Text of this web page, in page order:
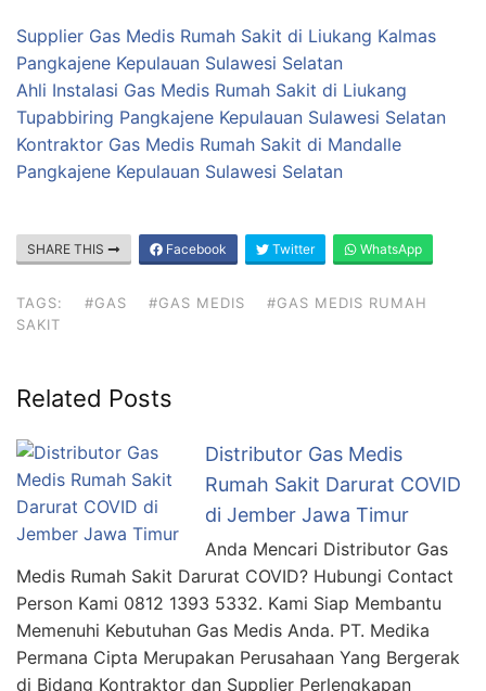
Supplier Gas Medis Rumah Sakit di Liukang Kalmas
Pangkajene Kepulauan Sulawesi Selatan
Ahli Instalasi Gas Medis Rumah Sakit di Liukang
Tupabbiring Pangkajene Kepulauan Sulawesi Selatan
Kontraktor Gas Medis Rumah Sakit di Mandalle
Pangkajene Kepulauan Sulawesi Selatan
SHARE THIS Facebook Twitter WhatsApp
TAGS: #GAS #GAS MEDIS
#GAS MEDIS RUMAH
SAKIT
Related Posts
Distributor Gas Medis
Rumah Sakit Darurat COVID
di Jember Jawa Timur
Anda Mencari Distributor Gas
Medis Rumah Sakit Darurat COVID? Hubungi Contact
Person Kami 0812 1393 5332. Kami Siap Membantu
Memenuhi Kebutuhan Gas Medis Anda. PT. Medika
Permana Cipta Merupakan Perusahaan Yang Bergerak
di Bidang Kontraktor dan Supplier Perlengkapan